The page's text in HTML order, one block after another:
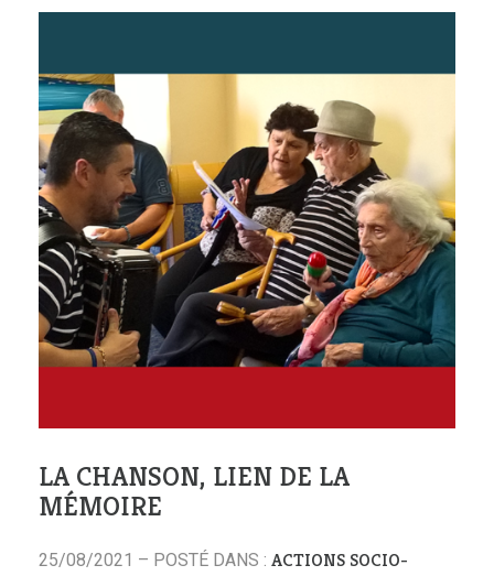
LA CHANSON, LIEN DE LA
MÉMOIRE
25/08/2021 – POSTÉ DANS : ACTIONS SOCIO-